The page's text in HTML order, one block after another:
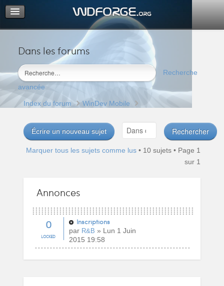
Dans les forums
Recherche
avancée
Portail
Index du forum
M’enregistrer
Connexion
Index du forum WinDev Mobile
Écrire un nouveau sujet
Marquer tous les sujets comme lus • 10 sujets • Page 1
sur 1
Annonces
0
LOCKED
Inscriptions
par R&B » Lun 1 Juin
2015 19:58